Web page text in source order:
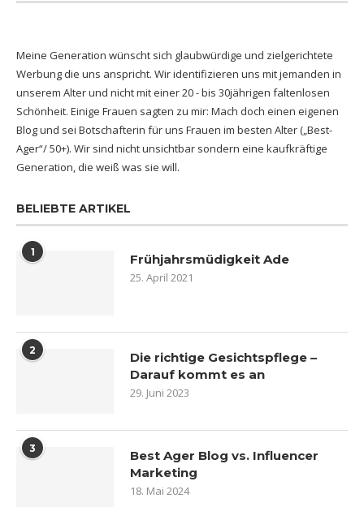
Meine Generation wünscht sich glaubwürdige und zielgerichtete
Werbung die uns anspricht. Wir identifizieren uns mit jemanden in
unserem Alter und nicht mit einer 20 - bis 30jährigen faltenlosen
Schönheit. Einige Frauen sagten zu mir: Mach doch einen eigenen
Blog und sei Botschafterin für uns Frauen im besten Alter („Best-
Ager“/ 50+). Wir sind nicht unsichtbar sondern eine kaufkräftige
Generation, die weiß was sie will.
BELIEBTE ARTIKEL
1 Frühjahrsmüdigkeit Ade
25. April 2021
2
Die richtige Gesichtspflege –
Darauf kommt es an
29. Juni 2023
3
Best Ager Blog vs. Influencer
Marketing
18. Mai 2024